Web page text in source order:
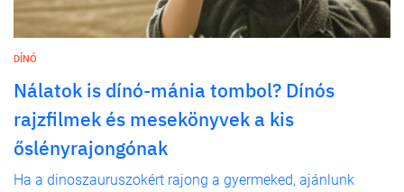
DÍNÓ
Nálatok is dínó-mánia tombol? Dínós
rajzfilmek és mesekönyvek a kis
őslényrajongónak
Ha a dinoszauruszokért rajong a gyermeked, ajánlunk